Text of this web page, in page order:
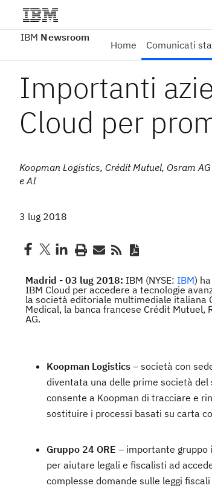
IBM Newsroom
Home Comunicati
Importanti
Cloud per
Koopman Logistics, Crédit Mutuel, Osram
e AI
3 lug 2018
Madrid - 03 lug 2018: IBM (NYSE: IBM)
IBM Cloud per accedere a tecnologie
la società editoriale multimediale italiana
Medical, la banca francese Crédit Mutuel,
AG.
Koopman Logistics – società con
diventata una delle prime società
consente a Koopman di tracciare e
sostituire i processi basati su carta
Gruppo 24 ORE – importante gruppo
per aiutare legali e fiscalisti ad
complesse domande sulle leggi